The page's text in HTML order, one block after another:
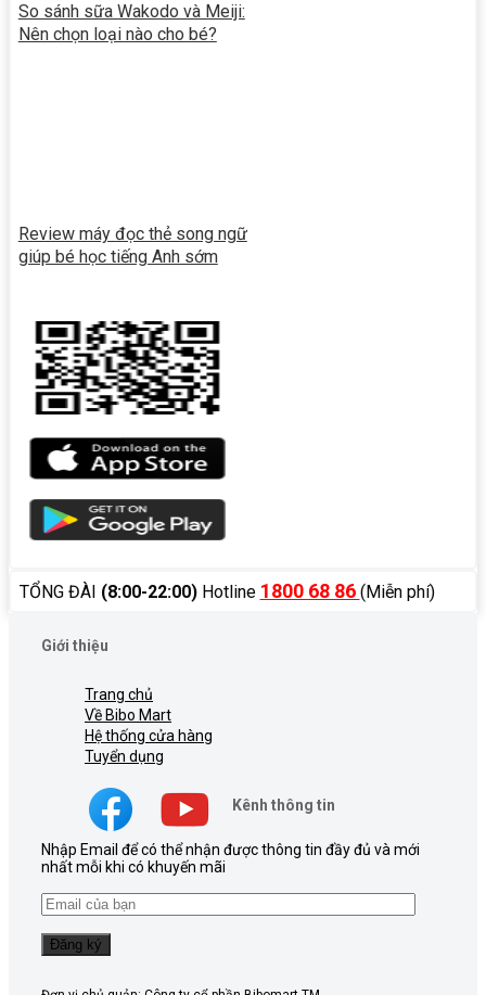
So sánh sữa Wakodo và Meiji:
Nên chọn loại nào cho bé?
Review máy đọc thẻ song ngữ
giúp bé học tiếng Anh sớm
TỔNG ĐÀI (8:00-22:00)Hotline 1800 68 86 (Miễn phí)
Giới thiệu
Trang chủ
Về Bibo Mart
Hệ thống cửa hàng
Tuyển dụng
Kênh thông tin
Nhập Email để có thể nhận được thông tin đầy đủ và mới
nhất mỗi khi có khuyến mãi